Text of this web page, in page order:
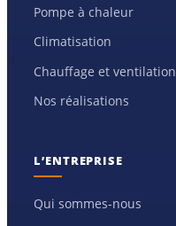
Pompe à chaleur
Climatisation
Chauffage et ventilation
Nos réalisations
L’ENTREPRISE
Qui sommes-nous